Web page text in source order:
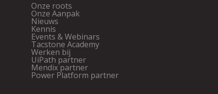
Onze roots
Onze Aanpak
Nieuws
Kennis
Events & Webinars
Tacstone Academy
Werken bij
UiPath partner
Mendix partner
Power Platform partner